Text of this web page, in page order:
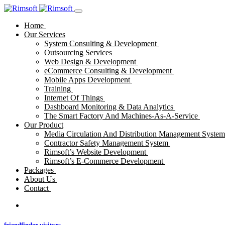
Home
Our Services
System Consulting & Development
Outsourcing Services
Web Design & Development
eCommerce Consulting & Development
Mobile Apps Development
Training
Internet Of Things
Dashboard Monitoring & Data Analytics
The Smart Factory And Machines-As-A-Service
Our Product
Media Circulation And Distribution Management
Contractor Safety Management System
Rimsoft’s Website Development
Rimsoft’s E-Commerce Development
Packages
About Us
Contact